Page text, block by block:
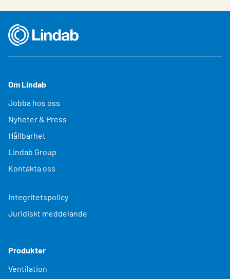
Om Lindab
Jobba hos oss
Nyheter & Press
Hållbarhet
Lindab Group
Kontakta oss
Integritetspolicy
Juridiskt meddelande
Produkter
Ventilation